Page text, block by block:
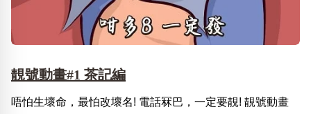
靚號動畫#1 茶記編
唔怕生壞命，最怕改壞名! 電話冧巴，一定要靚! 靚號動畫